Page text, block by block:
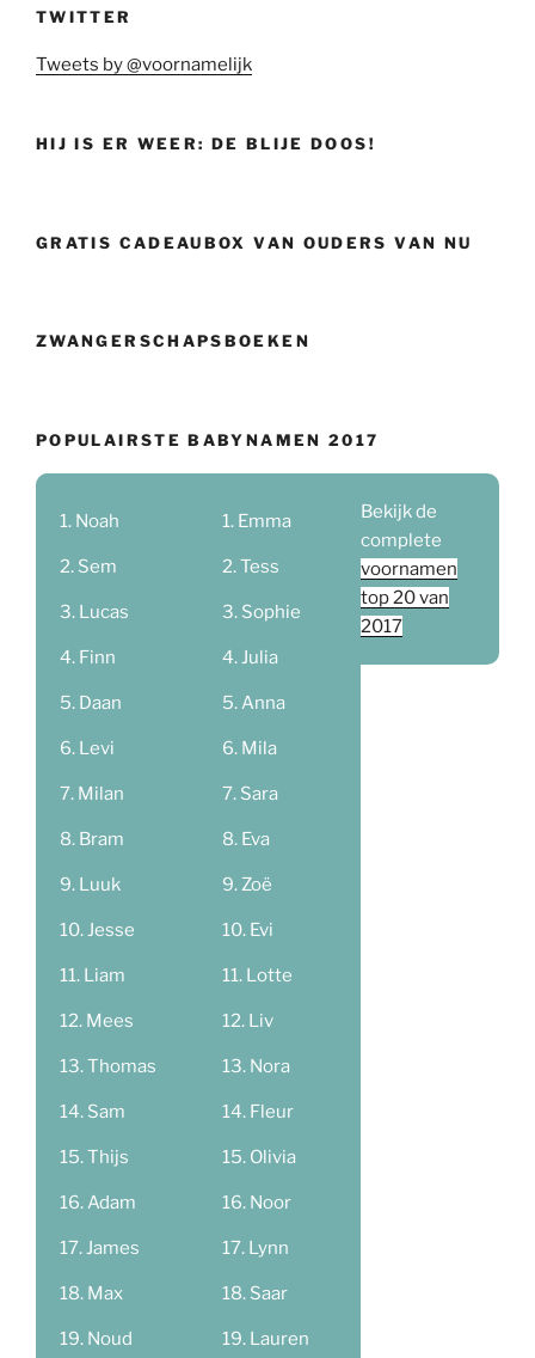
TWITTER
Tweets by @voornamelijk
HIJ IS ER WEER: DE BLIJE DOOS!
GRATIS CADEAUBOX VAN OUDERS VAN NU
ZWANGERSCHAPSBOEKEN
POPULAIRSTE BABYNAMEN 2017
Noah
Sem
Lucas
Finn
Daan
Levi
Milan
Bram
Luuk
Jesse
Liam
Mees
Thomas
Sam
Thijs
Adam
James
Max
Noud
Emma
Tess
Sophie
Julia
Anna
Mila
Sara
Eva
Zoë
Evi
Lotte
Liv
Nora
Fleur
Olivia
Noor
Lynn
Saar
Lauren
Bekijk de
complete
voornamen
top 20 van
2017